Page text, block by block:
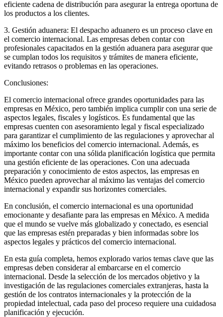
eficiente cadena de distribución para asegurar la entrega oportuna de
los productos a los clientes.
3. Gestión aduanera: El despacho aduanero es un proceso clave en
el comercio internacional. Las empresas deben contar con
profesionales capacitados en la gestión aduanera para asegurar que
se cumplan todos los requisitos y trámites de manera eficiente,
evitando retrasos o problemas en las operaciones.
Conclusiones:
El comercio internacional ofrece grandes oportunidades para las
empresas en México, pero también implica cumplir con una serie de
aspectos legales, fiscales y logísticos. Es fundamental que las
empresas cuenten con asesoramiento legal y fiscal especializado
para garantizar el cumplimiento de las regulaciones y aprovechar al
máximo los beneficios del comercio internacional. Además, es
importante contar con una sólida planificación logística que permita
una gestión eficiente de las operaciones. Con una adecuada
preparación y conocimiento de estos aspectos, las empresas en
México pueden aprovechar al máximo las ventajas del comercio
internacional y expandir sus horizontes comerciales.
En conclusión, el comercio internacional es una oportunidad
emocionante y desafiante para las empresas en México. A medida
que el mundo se vuelve más globalizado y conectado, es esencial
que las empresas estén preparadas y bien informadas sobre los
aspectos legales y prácticos del comercio internacional.
En esta guía completa, hemos explorado varios temas clave que las
empresas deben considerar al embarcarse en el comercio
internacional. Desde la selección de los mercados objetivo y la
investigación de las regulaciones comerciales extranjeras, hasta la
gestión de los contratos internacionales y la protección de la
propiedad intelectual, cada paso del proceso requiere una cuidadosa
planificación y ejecución.